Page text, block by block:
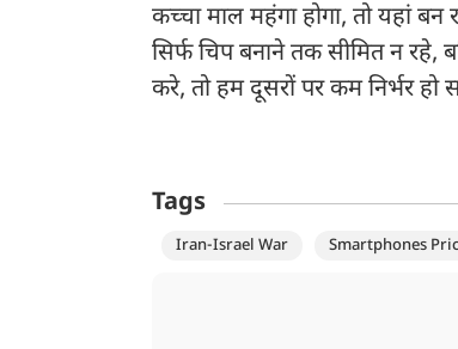
कच्चा माल महंगा होगा, तो यहां बन
सिर्फ चिप बनाने तक सीमित न
करे, तो हम दूसरों पर कम निर्भर हो
Tags
Iran-Israel War Smartphones